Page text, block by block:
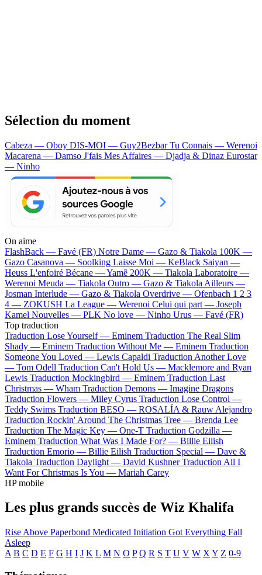
Sélection du moment
Cabeza — Oboy DIS-MOI — Guy2BezbarTu Connais — Werenoi
Macarena — Damso J'fais Mes Affaires — Djadja & Dinaz Eurostar
— Ninho
On aime
FlashBack — Favé (FR) Notre Dame — Gazo & Tiakola 100K —
Gazo Casanova — Soolking Laisse Moi — KeBlack Saiyan —
Heuss L'enfoiré Bécane —Yamê 200K — Tiakola Laboratoire —
Werenoi Meuda — Tiakola Outro — Gazo & Tiakola Ailleurs —
Josman Interlude — Gazo & Tiakola Overdrive — Ofenbach 1 2 3
4 — ZOKUSH La League — Werenoi Celui qui part — Joseph
Kamel Nouvelles — PLK No love — Ninho Urus — Favé (FR)
Top traduction
Traduction Lose Yourself — Eminem Traduction The Real Slim
Shady — Eminem Traduction Without Me — Eminem Traduction
Someone You Loved — Lewis Capaldi Traduction Another Love
— Tom Odell Traduction Can't Hold Us — Macklemore and Ryan
Lewis Traduction Mockingbird — Eminem Traduction Last
Christmas — Wham Traduction Demons — Imagine Dragons
Traduction Flowers — Miley Cyrus Traduction Lose Control —
Teddy Swims Traduction BESO — ROSALÍA & Rauw Alejandro
Traduction Rockin' Around The Christmas Tree — Brenda Lee
Traduction The Magic Key — One-T Traduction Godzilla —
Eminem Traduction What Was I Made For? — Billie Eilish
Traduction Emorio — Billie Eilish Traduction Special — Dave &
Tiakola Traduction Daylight — David Kushner Traduction All I
Want For Christmas Is You — Mariah Carey
HP mobile
Les plus grands succès de Wiz Khalifa
Rise Above Paperbond Medicated Initiation Got Everything Fall
Asleep
A B C D E F G H I J K L M N O P Q R S T U V W X Y Z 0-9